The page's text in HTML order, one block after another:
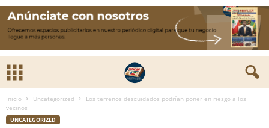
Inicio Uncategorized
Los terrenos descuidados podrían poner en riesgo a los
vecinos
UNCATEGORIZED